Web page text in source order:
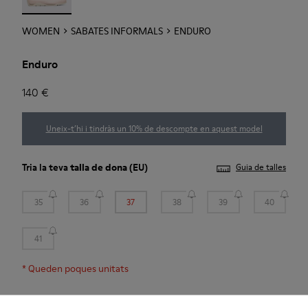
WOMEN SABATES INFORMALS ENDURO
Enduro
140 €
Uneix-t’hi i tindràs un 10% de descompte en aquest model
Tria la tevatalla de dona(EU) Guia de talles
35 36 37 38 39 40
41
*Queden poques unitats